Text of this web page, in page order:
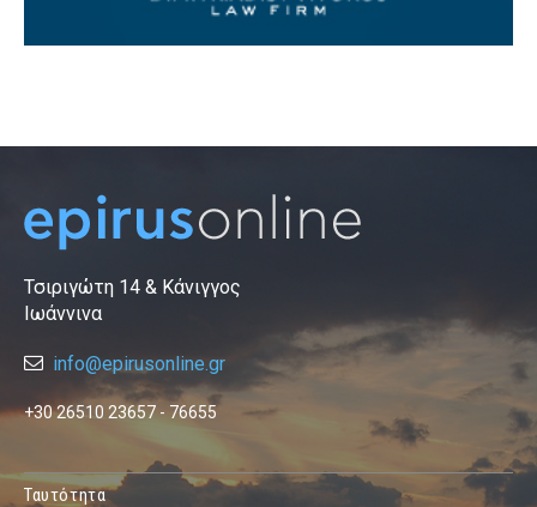
Τσιριγώτη 14 & Κάνιγγος
Ιωάννινα
info@epirusonline.gr
+30 26510 23657 - 76655
Ταυτότητα